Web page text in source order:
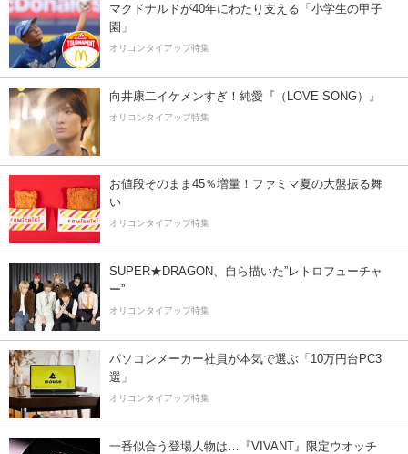
マクドナルドが40年にわたり支える「小学生の甲子
園」
オリコンタイアップ特集
向井康二イケメンすぎ！純愛『（LOVE SONG）』
オリコンタイアップ特集
お値段そのまま45％増量！ファミマ夏の大盤振る舞
い
オリコンタイアップ特集
SUPER★DRAGON、自ら描いた”レトロフューチャ
ー”
オリコンタイアップ特集
パソコンメーカー社員が本気で選ぶ「10万円台PC3
選」
オリコンタイアップ特集
一番似合う登場人物は…『VIVANT』限定ウオッチ